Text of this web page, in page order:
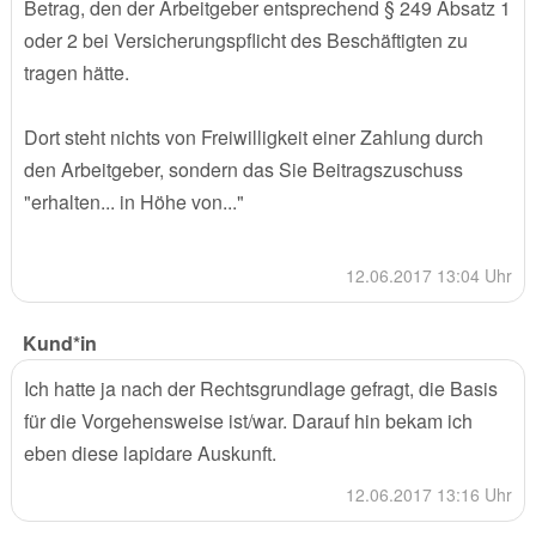
Betrag, den der Arbeitgeber entsprechend § 249 Absatz 1
oder 2 bei Versicherungspflicht des Beschäftigten zu
tragen hätte.
Dort steht nichts von Freiwilligkeit einer Zahlung durch
den Arbeitgeber, sondern das Sie Beitragszuschuss
"erhalten... in Höhe von..."
12.06.2017 13:04 Uhr
Kund*in
Ich hatte ja nach der Rechtsgrundlage gefragt, die Basis
für die Vorgehensweise ist/war. Darauf hin bekam ich
eben diese lapidare Auskunft.
12.06.2017 13:16 Uhr